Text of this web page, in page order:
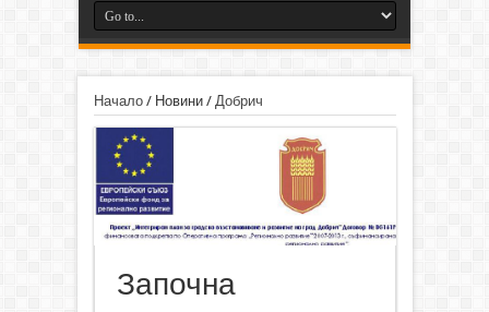
Начало/ Новини/ Добрич
Започна